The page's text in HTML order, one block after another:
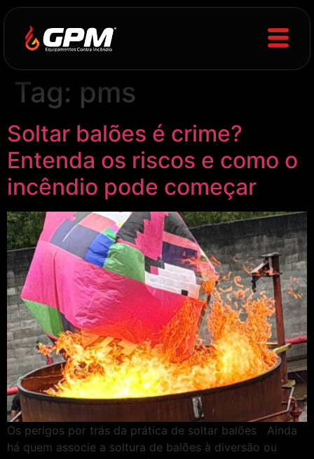
Tag: pms
Soltar balões é crime?
Entenda os riscos e como o
incêndio pode começar
Os perigos por trás da prática de soltar balões Ainda
há quem associe a soltura de balões à diversão ou